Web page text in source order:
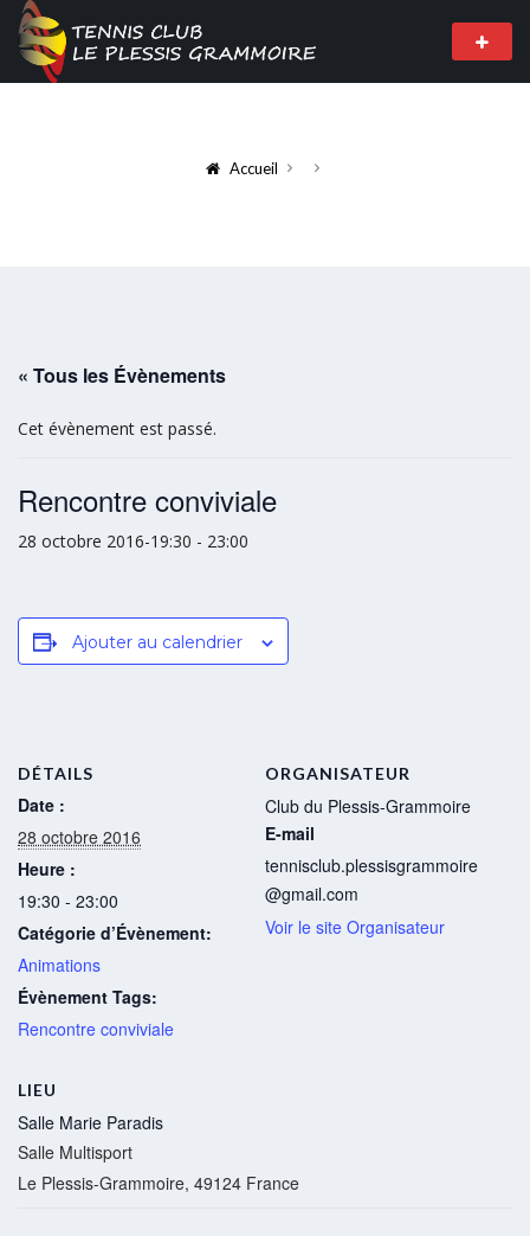
Accueil
« Tous les Évènements
Cet évènement est passé.
Rencontre conviviale
28 octobre 2016-19:30 - 23:00
Ajouter au calendrier
DÉTAILS
Date :
28 octobre 2016
Heure :
19:30 - 23:00
Catégorie d’Évènement:
Animations
Évènement Tags:
Rencontre conviviale
LIEU
Salle Marie Paradis
Salle Multisport
Le Plessis-Grammoire, 49124 France
ORGANISATEUR
Club du Plessis-Grammoire
E-mail
tennisclub.plessisgrammoire
@gmail.com
Voir le site Organisateur